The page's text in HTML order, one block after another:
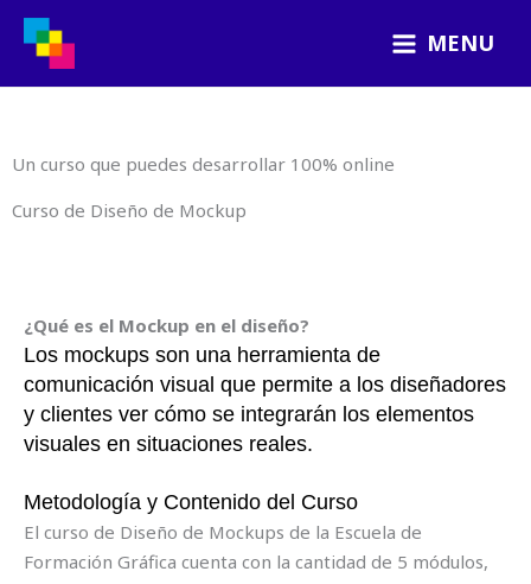
contenido
MENU
Un curso que puedes desarrollar 100% online
Curso de Diseño de Mockup
¿Qué es el Mockup en el diseño?
Los mockups son una herramienta de
comunicación visual que permite a los diseñadores
y clientes ver cómo se integrarán los elementos
visuales en situaciones reales.
Metodología y Contenido del Curso
El curso de Diseño de Mockups de la Escuela de
Formación Gráfica cuenta con la cantidad de 5 módulos,